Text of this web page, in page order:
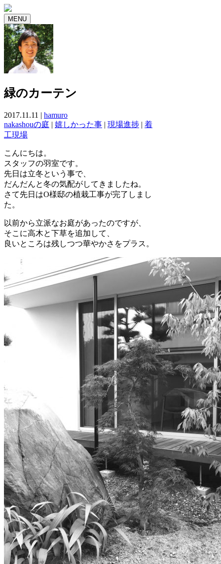
MENU
緑のカーテン
2017.11.11 | hamuro
nakashouの庭 | 嬉しかった事 | 現場進捗 | 着
工現場
こんにちは。
スタッフの羽室です。
先日は立冬という事で、
だんだんと冬の気配がしてきましたね。
さて先日はO様邸の植栽工事が完了しまし
た。
以前から立派なお庭があったのですが、
そこに高木と下草を追加して、
良いところは残しつつ華やかさをプラス。